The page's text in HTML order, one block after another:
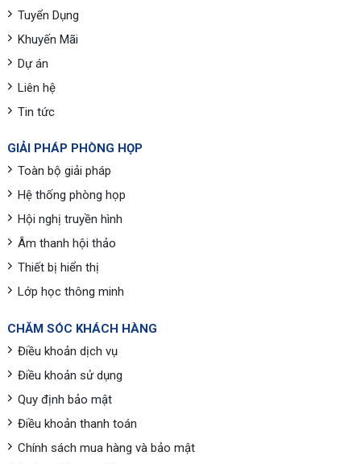
Tuyển Dụng
Khuyến Mãi
Dự án
Liên hệ
Tin tức
GIẢI PHÁP PHÒNG HỌP
Toàn bộ giải pháp
Hệ thống phòng họp
Hội nghị truyền hình
Âm thanh hội thảo
Thiết bị hiển thị
Lớp học thông minh
CHĂM SÓC KHÁCH HÀNG
Điều khoản dịch vụ
Điều khoản sử dụng
Quy định bảo mật
Điều khoản thanh toán
Chính sách mua hàng và bảo mật